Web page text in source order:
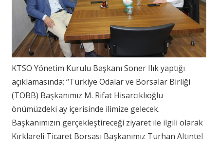
KTSO Yönetim Kurulu Başkanı Soner Ilık yaptığı
açıklamasında; “Türkiye Odalar ve Borsalar Birliği
(TOBB) Başkanımız M. Rifat Hisarcıklıoğlu
önümüzdeki ay içerisinde ilimize gelecek.
Başkanımızın gerçekleştireceği ziyaret ile ilgili olarak
Kırklareli Ticaret Borsası Başkanımız Turhan Altıntel